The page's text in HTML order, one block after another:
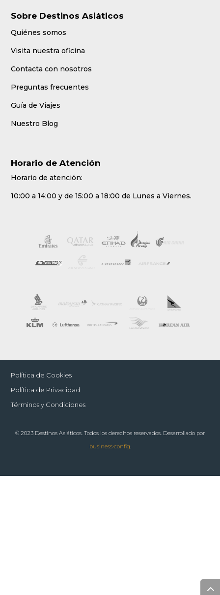
Sobre Destinos Asiáticos
Quiénes somos
Visita nuestra oficina
Contacta con nosotros
Preguntas frecuentes
Guía de Viajes
Nuestro Blog
Horario de Atención
Horario de atención:
10:00 a 14:00 y de 15:00 a 18:00 de Lunes a Viernes.
Política de Cookies
Política de Privacidad
Términos y Condiciones
© 2023 Destinos Asiáticos. Todos los derechos reservados. Desarrollado por
business•config.